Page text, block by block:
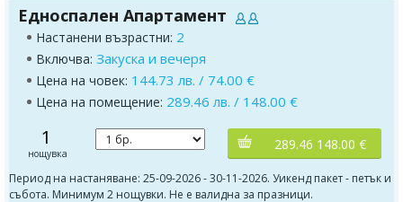
Едноспален Апартамент
Настанени възрастни: 2
Включва: Закуска и вечеря
Цена на човек: 144.73 лв. / 74.00 €
Цена на помещение: 289.46 лв. / 148.00 €
1
нощувка
289.46 148.00 €
Период на настаняване: 25-09-2026 - 30-11-2026. Уикенд пакет - петък и
събота. Минимум 2 нощувки. Не е валидна за празници.